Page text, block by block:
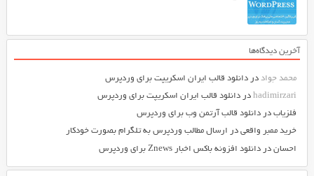
آخرین دیدگاه‌ها
محمد جواددر دانلود قالب ایران اسکریپت برای وردپرس
hadimirzariدر دانلود قالب ایران اسکریپت برای وردپرس
فلزیابدر دانلود قالب آرتمن وب برای وردپرس
خرید ممبر واقعیدر ارسال مطالب وردپرس به تلگرام بصورت خودکار
احساندر دانلود افزونه باکس اخبار Znews برای وردپرس